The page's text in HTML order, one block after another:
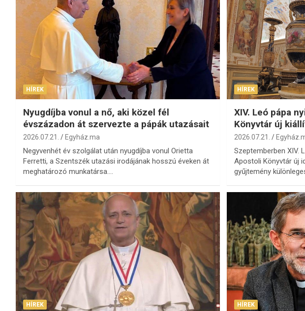
HÍREK
Nyugdíjba vonul a nő, aki közel fél
évszázadon át szervezte a pápák utazásait
2026.07.21. Egyház.ma
Negyvenhét év szolgálat után nyugdíjba vonul Orietta
Ferretti, a Szentszék utazási irodájának hosszú éveken át
meghatározó munkatársa.…
HÍREK
XIV. Leó pápa
Könyvtár új
2026.07.21.
Szeptemberben XIV.
Apostoli Könyvtár új
gyűjtemény
HÍREK HÍREK